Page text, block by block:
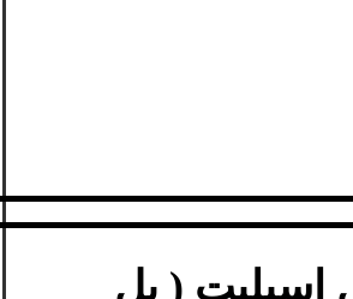
اسپلیت ( پل